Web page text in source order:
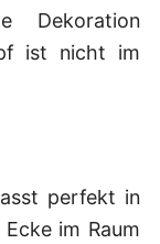
Dekoration
ist nicht im
perfekt in
im Raum